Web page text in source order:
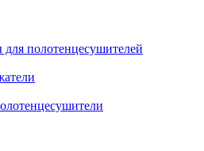
для полотенцесушителей